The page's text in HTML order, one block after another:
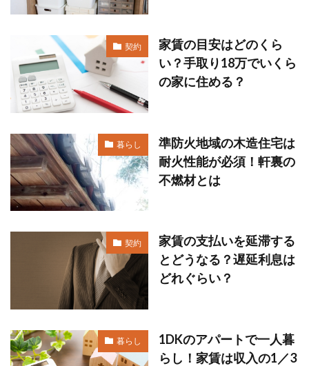
契約
家賃の目安はどのくら
い？手取り18万でいくら
の家に住める？
暮らし
準防火地域の木造住宅は
耐火性能が必須！軒裏の
不燃材とは
契約
家賃の支払いを延滞する
とどうなる？遅延利息は
どれぐらい？
暮らし
1DKのアパートで一人暮
らし！家賃は収入の1／3